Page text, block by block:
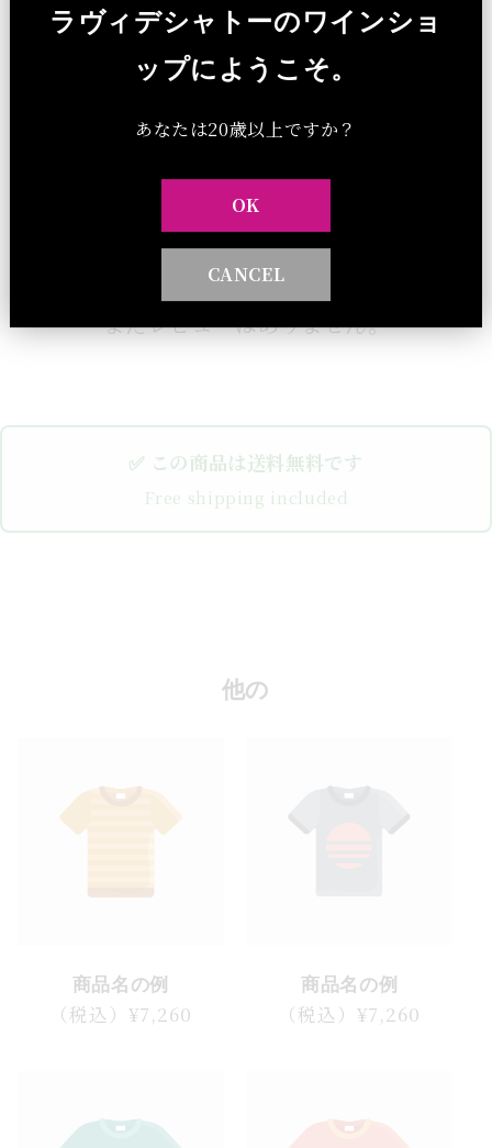
20 歳未満の者の飲酒は法律で禁止されています。
20 歳未満の者に対しては酒類を販売しません。
カスタマーレビュー
レビューを書く
まだレビューはありません。
✅ この商品は送料無料です
Free shipping included
他の
商品名の例
通（税込）¥7,260
商品名の例
通（税込）¥7,260
ラヴィデシャトーのワインショ
ップにようこそ。
あなたは20歳以上ですか？
OK
CANCEL